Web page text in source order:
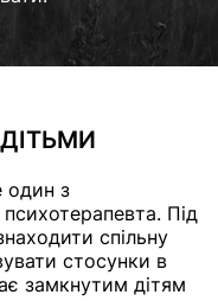
один з
Під
спільну
стосунки в
замкнутим дітям